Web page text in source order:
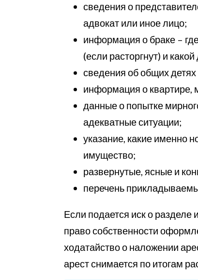
сведения о
адвокат или иное лицо;
информация о браке –
(если расторгнут) и
сведения об общих
информация о квартире,
данные о попытке
адекватные ситуации;
указание, какие именно
имущество;
развернутые, ясные и
перечень
Если подается иск о
право собственности
ходатайство о наложении
арест снимается по итогам